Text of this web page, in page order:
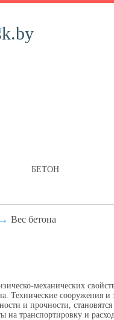
БЕТОН
Вес бетона
механических
Технические сооружения
и прочности,
на транспортировку и